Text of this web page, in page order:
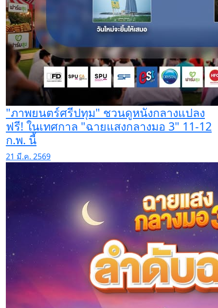
"ภาพยนตร์ศรีปทุม" ชวนดูหนังกลางแปลง
ฟรี! ในเทศกาล "ฉายแสงกลางมอ 3" 11-12
ก.พ. นี้
21 มี.ค. 2569